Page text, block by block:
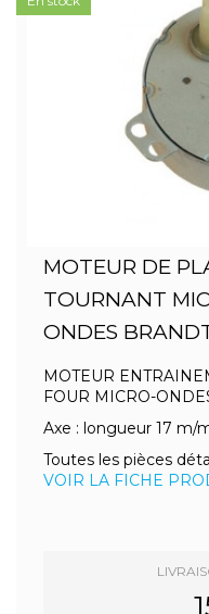
MOTEUR DE
TOURNANT
ONDES
MOTEUR
FOUR MICRO-
Axe : longueur 17 m/
Toutes les pièces
VOIR LA FICHE